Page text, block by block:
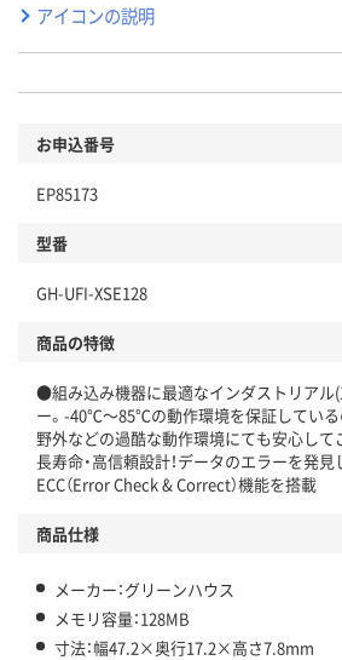
アイコンの説明
お申込番号
EP85173
型番
GH-UFI-XSE128
商品の特徴
●組み込み機器に最適なインダストリアル(
ー。-40℃～85℃の動作環境を保証している
野外などの過酷な動作環境にても安心し
長寿命・高信頼設計！データのエラーを発
ECC（Error Check & Correct）機能を搭載
商品仕様
メーカー：グリーンハウス
メモリ容量：128MB
寸法：幅47.2×奥行17.2×高さ7.8mm